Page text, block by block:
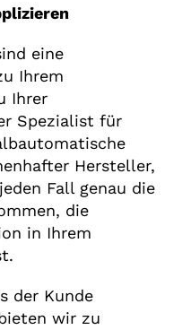
eine
Ihrem
Ihrer
Spezialist für
Hersteller,
Fall genau die
die
in Ihrem
der Kunde
wir zu